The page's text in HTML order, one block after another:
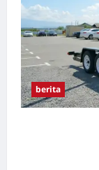
berita